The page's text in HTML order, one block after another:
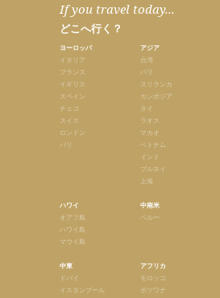
If you travel today...
どこへ行く？
ヨーロッパ
イタリア
フランス
イギリス
スペイン
チェコ
スイス
ロンドン
パリ
ハワイ
オアフ島
ハワイ島
マウイ島
中東
ドバイ
イスタンブール
アジア
台湾
バリ
スリランカ
カンボジア
タイ
ラオス
マカオ
ベトナム
インド
ブルネイ
上海
中南米
ペルー
アフリカ
モロッコ
ボツワナ